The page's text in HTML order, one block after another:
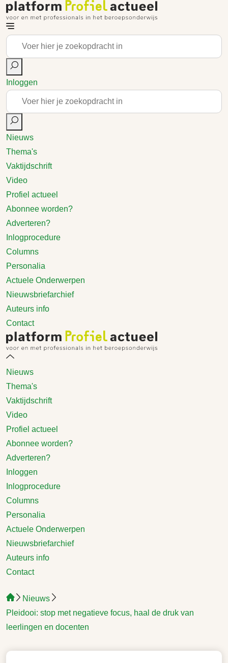
Inloggen
Nieuws
Thema's
Vaktijdschrift
Video
Profiel actueel
Abonnee worden?
Adverteren?
Inlogprocedure
Columns
Personalia
Actuele Onderwerpen
Nieuwsbriefarchief
Auteurs info
Contact
Nieuws
Thema's
Vaktijdschrift
Video
Profiel actueel
Abonnee worden?
Adverteren?
Inloggen
Inlogprocedure
Columns
Personalia
Actuele Onderwerpen
Nieuwsbriefarchief
Auteurs info
Contact
Nieuws
Pleidooi: stop met negatieve focus, haal de druk van
leerlingen en docenten